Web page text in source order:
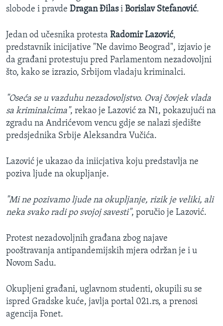
slobode i pravde Dragan Đilasi Borislav Stefanović.
Jedan od učesnika protesta Radomir Lazović,
predstavnik inicijative "Ne davimo Beograd", izjavio je
da građani protestuju pred Parlamentom nezadovoljni
što, kako se izrazio, Srbijom vladaju kriminalci.
"Oseća se u vazduhu nezadovoljstvo. Ovaj čovjek vlada
sa kriminalcima", rekao je Lazović za N1, pokazujući na
zgradu na Andrićevom vencu gdje se nalazi sjedište
predsjednika Srbije Aleksandra Vučića.
Lazović je ukazao da iniicjativa koju predstavlja ne
poziva ljude na okupljanje.
"Mi ne pozivamo ljude na okupljanje, rizik je veliki, ali
neka svako radi po svojoj savesti", poručio je Lazović.
Protest nezadovoljnih građana zbog najave
pooštravanja antipandemijskih mjera održan je i u
Novom Sadu.
Okupljeni građani, uglavnom studenti, okupili su se
ispred Gradske kuće, javlja portal 021.rs, a prenosi
agencija Fonet.